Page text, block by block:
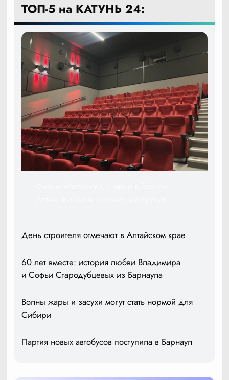
ТОП-5 на КАТУНЬ 24:
День строителя отмечают в Алтайском крае
60 лет вместе: история любви Владимира
и Софьи Стародубцевых из Барнаула
Волны жары и засухи могут стать нормой для
Сибири
Партия новых автобусов поступила в Барнаул